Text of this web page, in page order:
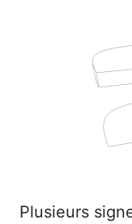
Plusieurs